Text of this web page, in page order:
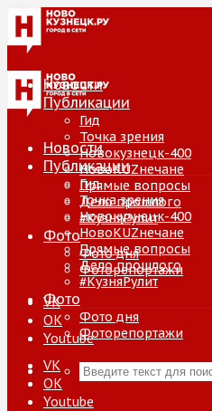
Новости
Публикации
Гид
Точка зрения
Новокузнецк-400
НовоKUZнечане
Прямые вопросы
Дело прошлого
#КузняРулит
Фото
Фото дня
Фоторепортажи
VK
ОК
Youtube
Новости
Публикации
Гид
Точка зрения
Новокузнецк-400
НовоKUZнечане
Прямые вопросы
Дело прошлого
#КузняРулит
Фото
Фото дня
Фоторепортажи
VK
ОК
Youtube